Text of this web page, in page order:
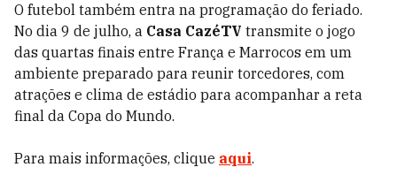
O futebol também entra na programação do feriado.
No dia 9 de julho, a Casa CazéTV transmite o jogo
das quartas finais entre França e Marrocos em um
ambiente preparado para reunir torcedores, com
atrações e clima de estádio para acompanhar a reta
final da Copa do Mundo.
Para mais informações, clique aqui.